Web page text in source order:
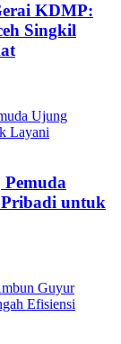
KDMP:
Singkil
untuk